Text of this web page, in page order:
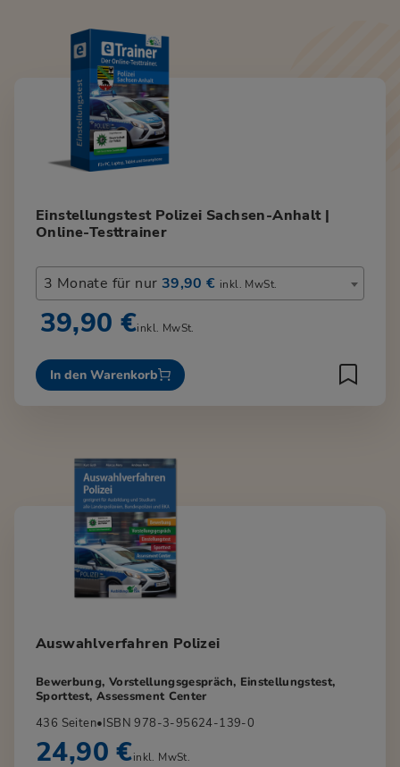
Einstellungstest Polizei Sachsen-Anhalt |
Online-Testtrainer
3 Monate für nur 39,90 € inkl. MwSt.
39,90 €inkl. MwSt.
In den Warenkorb
Auswahlverfahren Polizei
Bewerbung, Vorstellungsgespräch, Einstellungstest,
Sporttest, Assessment Center
436 Seiten•ISBN 978-3-95624-139-0
24,90 €inkl. MwSt.